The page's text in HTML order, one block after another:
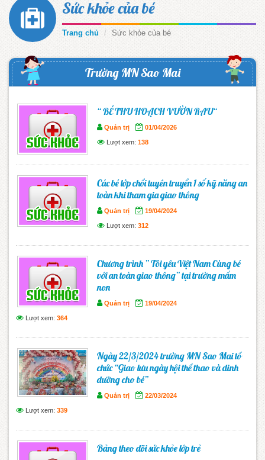
Sức khỏe của bé
Trang chủ Sức khỏe của bé
Trường MN Sao Mai
“ BÉ THU HOẠCH VƯỜN RAU“
Quản trị 01/04/2026
Lượt xem: 138
Các bé lớp chồi tuyên truyền 1 số kỹ năng an
toàn khi tham gia giao thông
Quản trị 19/04/2024
Lượt xem: 312
Chương trình ” Tôi yêu Việt Nam Cùng bé
với an toàn giao thông” tại trường mầm
non
Quản trị 19/04/2024
Lượt xem: 364
Ngày 22/3/2024 trường MN Sao Mai tổ
chức “Giao lưu ngày hội thể thao và dinh
dưỡng cho bé”
Quản trị 22/03/2024
Lượt xem: 339
Bảng theo dõi sức khỏe lớp trẻ